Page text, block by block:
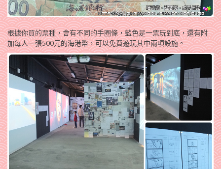
根據你買的票種，會有不同的手圈條，藍色是一票玩到底，還有附
加每人一張500元的海港幣，可以免費遊玩其中兩項設施。